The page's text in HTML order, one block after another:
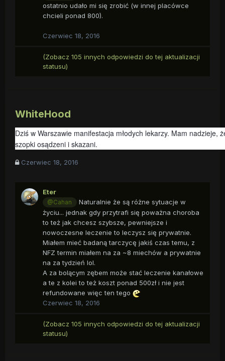
ostatnio udało mi się zrobić (w innej placówce
chcieli ponad 800).
Czerwiec 18, 2016
(Zobacz 105 innych odpowiedzi do tej aktualizacji
statusu)
WhiteHood
Dziś w Warszawie manifestacja młodych lekarzy. Mam nadzieje,
szopki osądzeni i skazani.
Czerwiec 18, 2016
Eter
@Cahan
Naturalnie że są różne sytuacje w
życiu... jednak gdy przytrafi się poważna choroba
to też jak chcesz szybsze, pewniejsze i
nowoczesne leczenie to leczysz się prywatnie.
Miałem mieć badaną tarczycę jakiś czas temu, z
NFZ termin miałem na za ~8 miechów a prywatnie
na za tydzień lol.
A za bolącym zębem może stać leczenie kanałowe
a te z kolei to też koszt ponad 500zł i nie jest
refundowane więc ten tego
Czerwiec 18, 2016
(Zobacz 105 innych odpowiedzi do tej aktualizacji
statusu)